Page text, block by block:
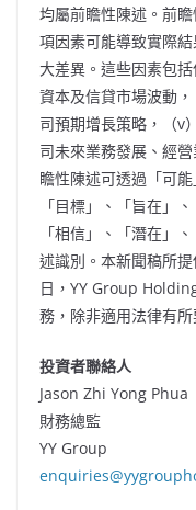
均屬前瞻性陳述。前
項因素可能導致實際
大差異。這些因素包
資本及信貸市場波動
司預期增長策略，（v
司未來業務發展、經
瞻性陳述可透過「可
「目標」、「旨在」
「相信」、「潛在」
述識別。本新聞稿所
日，YY Group
務，除非適用法律有所
投資者聯絡人
Jason Zhi Yong Phua
財務總監
YY Group